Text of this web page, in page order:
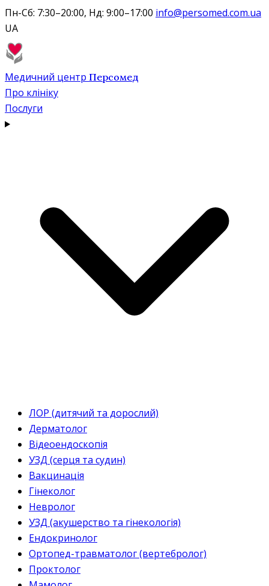
Пн-Сб: 7:30–20:00, Нд: 9:00–17:00 info@persomed.com.ua
UA
Медичний центр Персомед
Про клініку
Послуги
ЛОР (дитячий та дорослий)
Дерматолог
Відеоендоскопія
УЗД (серця та судин)
Вакцинація
Гінеколог
Невролог
УЗД (акушерство та гінекологія)
Ендокринолог
Ортопед-травматолог (вертебролог)
Проктолог